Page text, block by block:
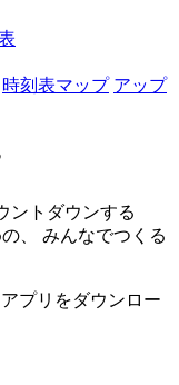
時刻表マップ アップ
ントダウンする
、 みんなでつくる
アプリをダウンロー